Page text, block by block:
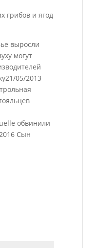
грибов и ягод
выросли
могут
05/2013
обвинили
Сын